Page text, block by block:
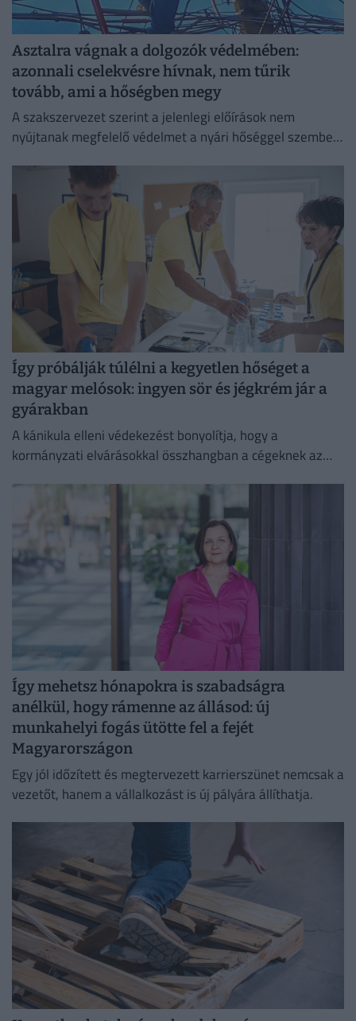
Asztalra vágnak a dolgozók védelmében:
azonnali cselekvésre hívnak, nem tűrik
tovább, ami a hőségben megy
A szakszervezet szerint a jelenlegi előírások nem
nyújtanak megfelelő védelmet a nyári hőséggel szemben,
védelmében.
Így próbálják túlélni a kegyetlen hőséget a
magyar melósok: ingyen sör és jégkrém jár a
gyárakban
A kánikula elleni védekezést bonyolítja, hogy a
kormányzati elvárásokkal összhangban a cégeknek az
Így mehetsz hónapokra is szabadságra
anélkül, hogy rámenne az állásod: új
munkahelyi fogás ütötte fel a fejét
Magyarországon
Egy jól időzített és megtervezett karrierszünet nemcsak a
vezetőt, hanem a vállalkozást is új pályára állíthatja.